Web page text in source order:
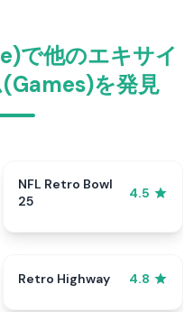
で他のエキサイ
を発見
NFL Retro Bowl
25
4.5
Retro Highway 4.8